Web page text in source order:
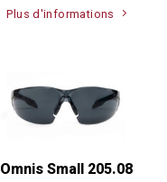
Plus d'informations
Omnis Small 205.08